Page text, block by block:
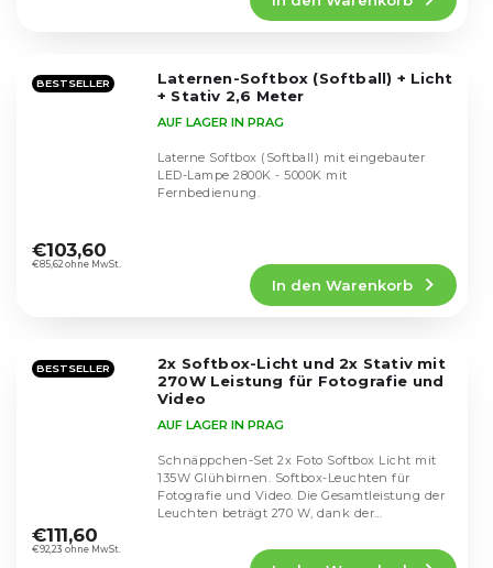
Sternen.
BESTSELLER
Laternen-Softbox (Softball) + Licht
+ Stativ 2,6 Meter
durchschnittliche
Produktbewertung
Sternen.
AUF LAGER IN PRAG
€85,62 ohne MwSt.
€103,60
In den Warenkorb
Laterne Softbox (Softball) mit eingebauter
LED-Lampe 2800K - 5000K mit
Fernbedienung.
BESTSELLER
2x Softbox-Licht und 2x Stativ mit
270W Leistung für Fotografie und
Video
durchschnittliche
Produktbewertung
AUF LAGER IN PRAG
€92,23 ohne MwSt.
€111,60
Schnäppchen-Set 2x Foto Softbox Licht mit
135W Glühbirnen. Softbox-Leuchten für
Fotografie und Video. Die Gesamtleistung der
Leuchten beträgt 270 W, dank der